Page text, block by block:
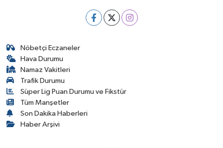
Nöbetçi Eczaneler
Hava Durumu
Namaz Vakitleri
Trafik Durumu
Süper Lig Puan Durumu ve Fikstür
Tüm Manşetler
Son Dakika Haberleri
Haber Arşivi